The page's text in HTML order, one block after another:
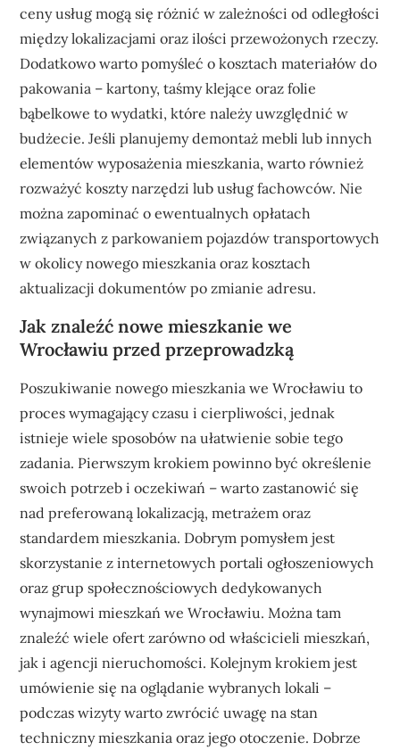
ceny usług mogą się różnić w zależności od odległości
między lokalizacjami oraz ilości przewożonych rzeczy.
Dodatkowo warto pomyśleć o kosztach materiałów do
pakowania – kartony, taśmy klejące oraz folie
bąbelkowe to wydatki, które należy uwzględnić w
budżecie. Jeśli planujemy demontaż mebli lub innych
elementów wyposażenia mieszkania, warto również
rozważyć koszty narzędzi lub usług fachowców. Nie
można zapominać o ewentualnych opłatach
związanych z parkowaniem pojazdów transportowych
w okolicy nowego mieszkania oraz kosztach
aktualizacji dokumentów po zmianie adresu.
Jak znaleźć nowe mieszkanie we
Wrocławiu przed przeprowadzką
Poszukiwanie nowego mieszkania we Wrocławiu to
proces wymagający czasu i cierpliwości, jednak
istnieje wiele sposobów na ułatwienie sobie tego
zadania. Pierwszym krokiem powinno być określenie
swoich potrzeb i oczekiwań – warto zastanowić się
nad preferowaną lokalizacją, metrażem oraz
standardem mieszkania. Dobrym pomysłem jest
skorzystanie z internetowych portali ogłoszeniowych
oraz grup społecznościowych dedykowanych
wynajmowi mieszkań we Wrocławiu. Można tam
znaleźć wiele ofert zarówno od właścicieli mieszkań,
jak i agencji nieruchomości. Kolejnym krokiem jest
umówienie się na oglądanie wybranych lokali –
podczas wizyty warto zwrócić uwagę na stan
techniczny mieszkania oraz jego otoczenie. Dobrze